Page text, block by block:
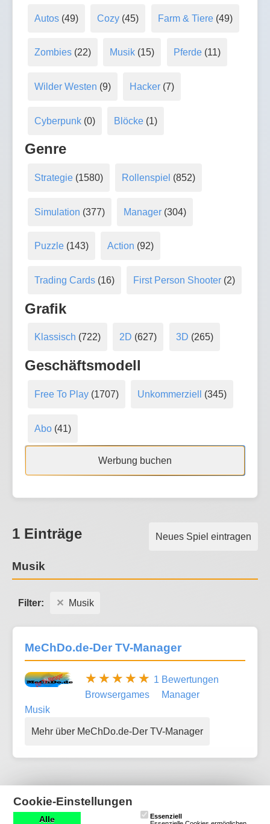
Autos(49) Cozy (45) Farm & Tiere(49)
Zombies(22) Musik (15) Pferde(11)
Wilder Westen (9) Hacker (7)
Cyberpunk(0) Blöcke (1)
Genre
Strategie(1580) Rollenspiel (852)
Simulation (377) Manager (304)
Puzzle(143) Action (92)
Trading Cards(16) First Person Shooter (2)
Grafik
Klassisch (722) 2D (627) 3D (265)
Geschäftsmodell
Free To Play(1707) Unkommerziell (345)
Abo(41)
Werbung buchen
Neues Spiel eintragen
1 Einträge
Musik
Filter: Musik
MeChDo.de-Der TV-Manager
1 Bewertungen
Browsergames
Manager
Musik
Mehr über MeChDo.de-Der TV-Manager
Cookie-Einstellungen
Alle
Essenziell